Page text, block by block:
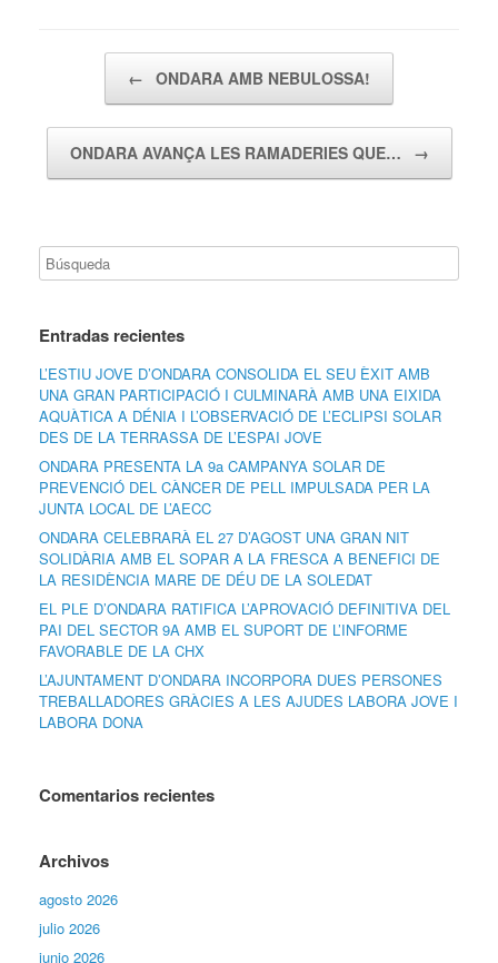
← ONDARA AMB NEBULOSSA!
ONDARA AVANÇA LES RAMADERIES QUE… →
Entradas recientes
L’ESTIU JOVE D’ONDARA CONSOLIDA EL SEU ÈXIT AMB
UNA GRAN PARTICIPACIÓ I CULMINARÀ AMB UNA EIXIDA
AQUÀTICA A DÉNIA I L’OBSERVACIÓ DE L’ECLIPSI SOLAR
DES DE LA TERRASSA DE L’ESPAI JOVE
ONDARA PRESENTA LA 9a CAMPANYA SOLAR DE
PREVENCIÓ DEL CÀNCER DE PELL IMPULSADA PER LA
JUNTA LOCAL DE L’AECC
ONDARA CELEBRARÀ EL 27 D’AGOST UNA GRAN NIT
SOLIDÀRIA AMB EL SOPAR A LA FRESCA A BENEFICI DE
LA RESIDÈNCIA MARE DE DÉU DE LA SOLEDAT
EL PLE D’ONDARA RATIFICA L’APROVACIÓ DEFINITIVA DEL
PAI DEL SECTOR 9A AMB EL SUPORT DE L’INFORME
FAVORABLE DE LA CHX
L’AJUNTAMENT D’ONDARA INCORPORA DUES PERSONES
TREBALLADORES GRÀCIES A LES AJUDES LABORA JOVE I
LABORA DONA
Comentarios recientes
Archivos
agosto 2026
julio 2026
junio 2026